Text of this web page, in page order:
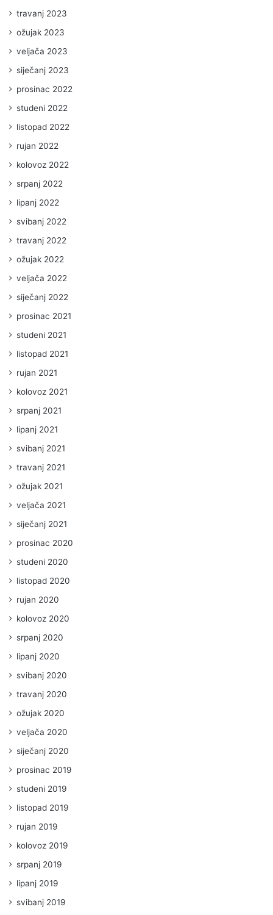
travanj 2023
ožujak 2023
veljača 2023
siječanj 2023
prosinac 2022
studeni 2022
listopad 2022
rujan 2022
kolovoz 2022
srpanj 2022
lipanj 2022
svibanj 2022
travanj 2022
ožujak 2022
veljača 2022
siječanj 2022
prosinac 2021
studeni 2021
listopad 2021
rujan 2021
kolovoz 2021
srpanj 2021
lipanj 2021
svibanj 2021
travanj 2021
ožujak 2021
veljača 2021
siječanj 2021
prosinac 2020
studeni 2020
listopad 2020
rujan 2020
kolovoz 2020
srpanj 2020
lipanj 2020
svibanj 2020
travanj 2020
ožujak 2020
veljača 2020
siječanj 2020
prosinac 2019
studeni 2019
listopad 2019
rujan 2019
kolovoz 2019
srpanj 2019
lipanj 2019
svibanj 2019